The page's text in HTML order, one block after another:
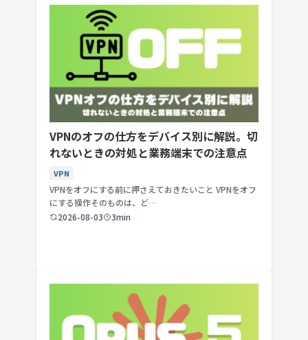
VPNのオフの仕方をデバイス別に解説。切
れないときの対処と業務端末での注意点
VPN
VPNをオフにする前に押さえておきたいこと VPNをオフ
にする操作そのものは、ど…
2026-08-03
3min